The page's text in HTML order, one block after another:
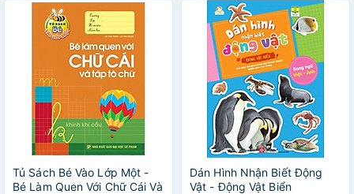
Tủ Sách Bé Vào Lớp Một -
Bé Làm Quen Với Chữ Cái Và
Dán Hình Nhận Biết Động
Vật - Động Vật Biển